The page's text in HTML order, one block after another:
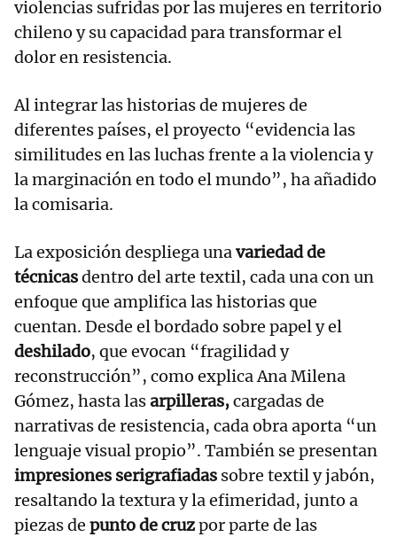
violencias sufridas por las mujeres en territorio
chileno y su capacidad para transformar el
dolor en resistencia.
Al integrar las historias de mujeres de
diferentes países, el proyecto “evidencia las
similitudes en las luchas frente a la violencia y
la marginación en todo el mundo”, ha añadido
la comisaria.
La exposición despliega unavariedad de
técnicasdentro del arte textil, cada una con un
enfoque que amplifica las historias que
cuentan. Desde el bordado sobre papel y el
deshilado, que evocan “fragilidad y
reconstrucción”, como explica Ana Milena
Gómez, hasta lasarpilleras,cargadas de
narrativas de resistencia, cada obra aporta “un
lenguaje visual propio”. También se presentan
impresiones serigrafiadas sobre textil y jabón,
resaltando la textura y la efimeridad, junto a
piezas de punto de cruzpor parte de las